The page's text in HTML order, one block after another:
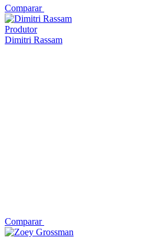
Comparar
Produtor
Dimitri Rassam
Comparar